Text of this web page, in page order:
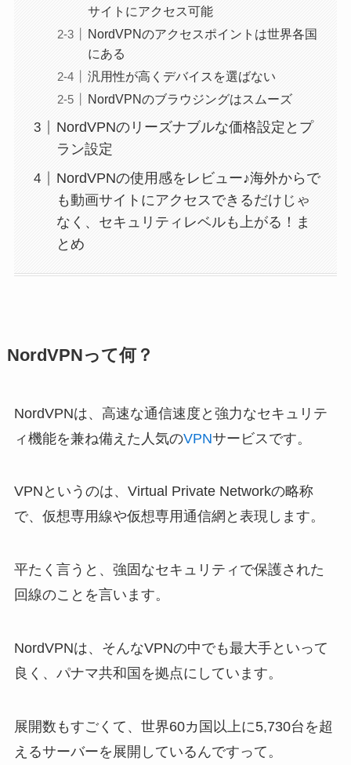
サイトにアクセス可能
NordVPNのアクセスポイントは世界各国
にある
汎用性が高くデバイスを選ばない
NordVPNのブラウジングはスムーズ
NordVPNのリーズナブルな価格設定とプ
ラン設定
NordVPNの使用感をレビュー♪海外からで
も動画サイトにアクセスできるだけじゃ
なく、セキュリティレベルも上がる！ま
とめ
NordVPNって何？
NordVPNは、高速な通信速度と強力なセキュリテ
ィ機能を兼ね備えた人気のVPNサービスです。
VPNというのは、Virtual Private Networkの略称
で、仮想専用線や仮想専用通信網と表現します。
平たく言うと、強固なセキュリティで保護された
回線のことを言います。
NordVPNは、そんなVPNの中でも最大手といって
良く、パナマ共和国を拠点にしています。
展開数もすごくて、世界60カ国以上に5,730台を超
えるサーバーを展開しているんですって。